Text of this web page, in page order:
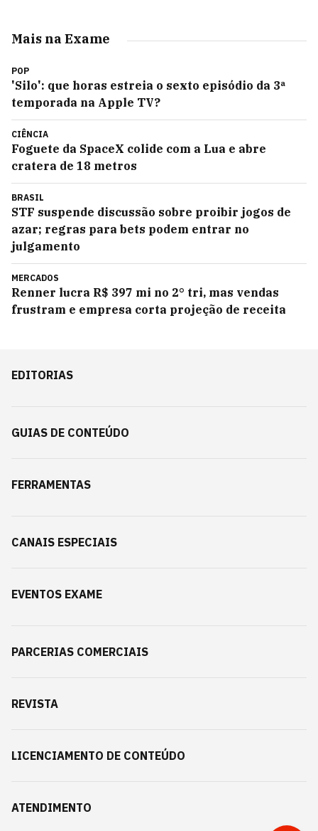
Mais na Exame
POP
'Silo': que horas estreia o sexto episódio da 3ª
temporada na Apple TV?
CIÊNCIA
Foguete da SpaceX colide com a Lua e abre
cratera de 18 metros
BRASIL
STF suspende discussão sobre proibir jogos de
azar; regras para bets podem entrar no
julgamento
MERCADOS
Renner lucra R$ 397 mi no 2° tri, mas vendas
frustram e empresa corta projeção de receita
EDITORIAS
GUIAS DE CONTEÚDO
FERRAMENTAS
CANAIS ESPECIAIS
EVENTOS EXAME
PARCERIAS COMERCIAIS
REVISTA
LICENCIAMENTO DE CONTEÚDO
ATENDIMENTO